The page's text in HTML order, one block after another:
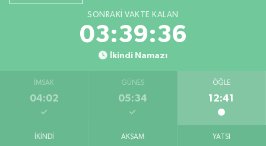
SONRAKI VAKTE KALAN
03:39:36
İkindi Namazı
İMSAK
04:02
GÜNEŞ
05:34
ÖĞLE
12:41
İKINDI AKŞAM YATSI